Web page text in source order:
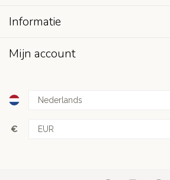
Informatie
Mijn account
€